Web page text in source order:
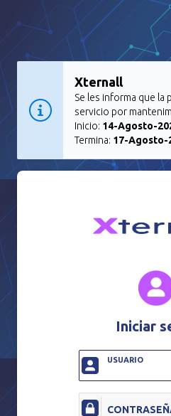
Xternall
Se les informa que la
servicio por
Inicio: 14-Agosto-
Termina: 17-Agosto-
Iniciar
USUARIO